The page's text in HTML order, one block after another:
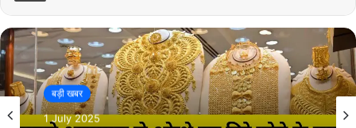
बड़ी खबर
1 July 2025